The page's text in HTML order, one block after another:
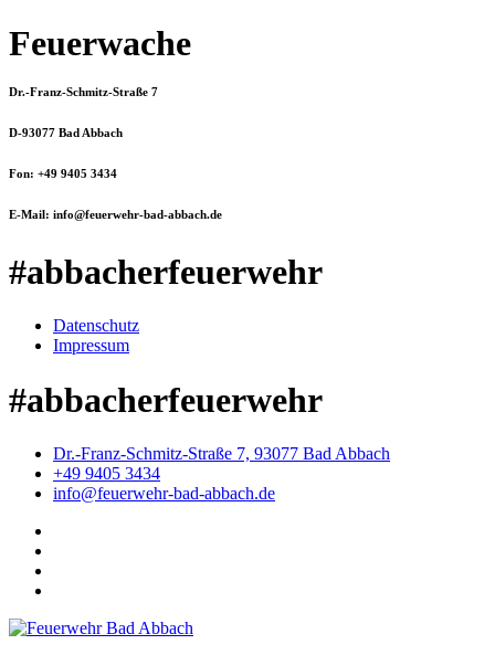
Feuerwache
Dr.-Franz-Schmitz-Straße 7
D-93077 Bad Abbach
Fon: +49 9405 3434
E-Mail: info@feuerwehr-bad-abbach.de
#abbacherfeuerwehr
Datenschutz
Impressum
#abbacherfeuerwehr
Dr.-Franz-Schmitz-Straße 7, 93077 Bad Abbach
+49 9405 3434
info@feuerwehr-bad-abbach.de